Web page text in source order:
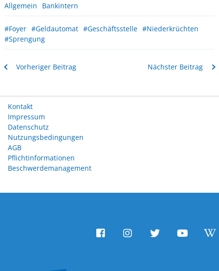
Allgemein Bankintern
#Foyer #Geldautomat #Geschäftsstelle #Niederkrüchten
#Sprengung
Vorheriger Beitrag Nächster Beitrag
Kontakt
Impressum
Datenschutz
Nutzungsbedingungen
AGB
Pflichtinformationen
Beschwerdemanagement